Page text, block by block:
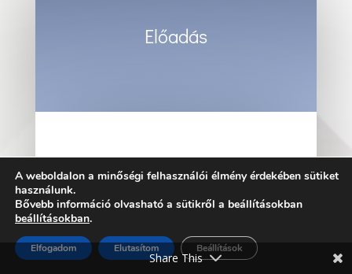
Előadás
Terjesztés
A weboldalon a minőségi felhasználói élmény érdekében sütiket
használunk.
Bővebb információ olvasható a sütikről a beállításokban
beállításokban.
Elfogadom Elutasítom Beállítások
Share This